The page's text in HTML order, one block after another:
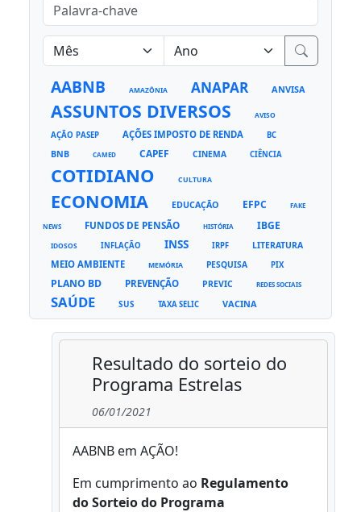
AABNB AMAZÔNIA ANAPAR ANVISA
ASSUNTOS DIVERSOS AVISO
AÇÃO PASEP AÇÕES IMPOSTO DE RENDA BC
BNB CAMED CAPEF CINEMA CIÊNCIA
COTIDIANO CULTURA
ECONOMIA EDUCAÇÃO EFPC FAKE
NEWS FUNDOS DE PENSÃO HISTÓRIA IBGE
IDOSOS INFLAÇÃO INSS IRPF LITERATURA
MEIO AMBIENTE MEMÓRIA PESQUISA PIX
PLANO BD PREVENÇÃO PREVIC REDES SOCIAIS
SAÚDE SUS TAXA SELIC VACINA
Resultado do sorteio do
Programa Estrelas
06/01/2021
AABNB em AÇÃO!
Em cumprimento ao Regulamento
do Sorteio do Programa